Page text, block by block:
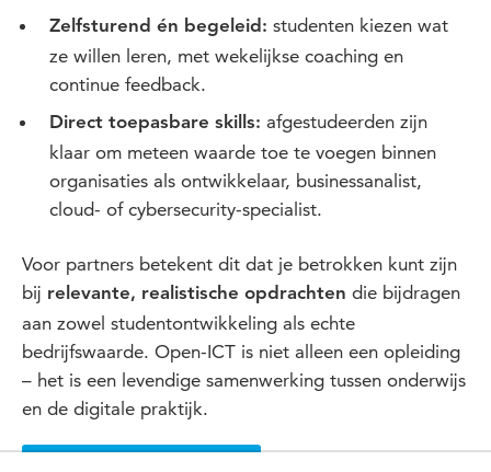
Zelfsturend én begeleid: studenten kiezen wat
ze willen leren, met wekelijkse coaching en
continue feedback.
Direct toepasbare skills: afgestudeerden zijn
klaar om meteen waarde toe te voegen binnen
organisaties als ontwikkelaar, businessanalist,
cloud- of cybersecurity-specialist.
Voor partners betekent dit dat je betrokken kunt zijn
bij relevante, realistische opdrachten die bijdragen
aan zowel studentontwikkeling als echte
bedrijfswaarde. Open-ICT is niet alleen een opleiding
– het is een levendige samenwerking tussen onderwijs
en de digitale praktijk.